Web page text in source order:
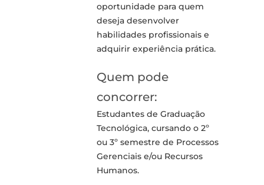
oportunidade para quem
deseja desenvolver
habilidades profissionais e
adquirir experiência prática.
Quem pode
concorrer:
Estudantes de Graduação
Tecnológica, cursando o 2º
ou 3º semestre de Processos
Gerenciais e/ou Recursos
Humanos.